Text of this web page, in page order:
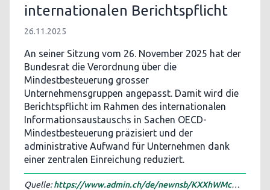
internationalen Berichtspflicht
26.11.2025
An seiner Sitzung vom 26. November 2025 hat der
Bundesrat die Verordnung über die
Mindestbesteuerung grosser
Unternehmensgruppen angepasst. Damit wird die
Berichtspflicht im Rahmen des internationalen
Informationsaustauschs in Sachen OECD-
Mindestbesteuerung präzisiert und der
administrative Aufwand für Unternehmen dank
einer zentralen Einreichung reduziert.
Quelle:https://www.admin.ch/de/newnsb/KXXhWMcOvxmflcw4i3jQO